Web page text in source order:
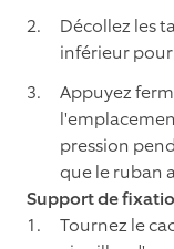
Décollez les
inférieur
Appuyez
pression
que le ruban
Support de
Tournez le